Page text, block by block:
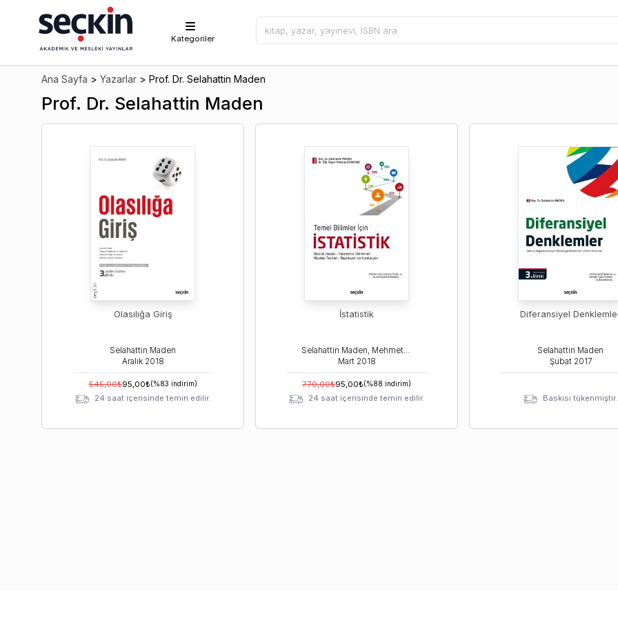
Kategoriler
Ana Sayfa > Yazarlar > Prof. Dr. Selahattin Maden
Prof. Dr. Selahattin Maden
Olasılığa Giriş
Selahattin Maden
Aralık 2018
545,00₺95,00₺(%83 indirim)
24 saat içerisinde temin edilir.
İstatistik
Selahattin Maden, Mehmet Korkmaz
Mart 2018
770,00₺95,00₺(%88 indirim)
24 saat içerisinde temin edilir.
Diferansiyel
Selahattin Maden
Şubat 2017
Baskısı tükenmiştir.